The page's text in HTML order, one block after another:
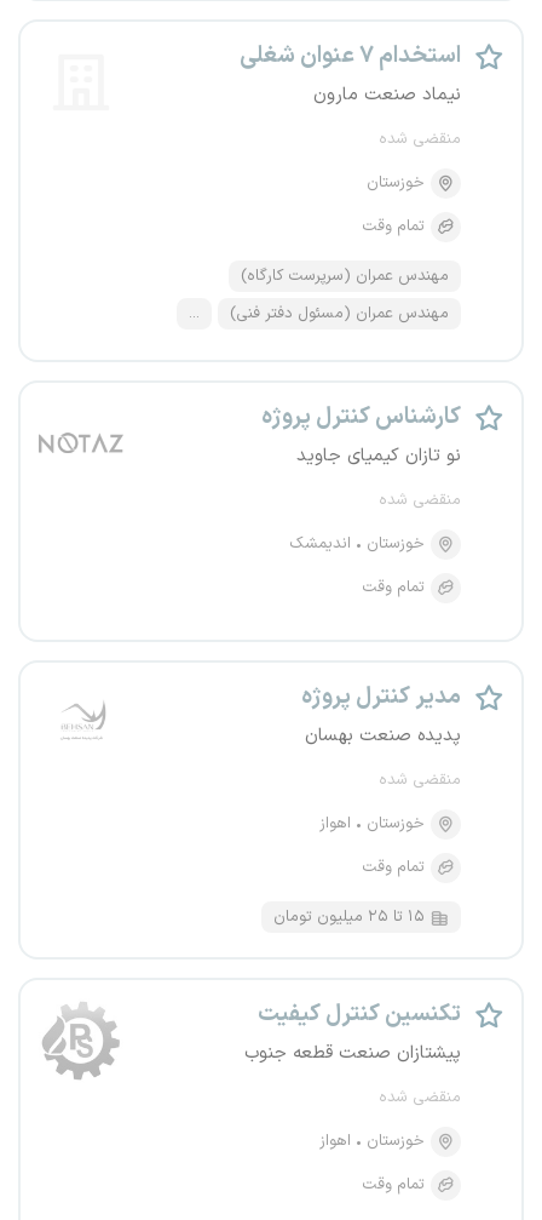
استخدام ۷ عنوان شغلی
نیماد صنعت مارون
منقضی شده
خوزستان
تمام وقت
مهندس عمران (سرپرست کارگاه)
مهندس عمران (مسئول دفتر فنی)
...
کارشناس کنترل پروژه
نو تازان کیمیای جاوید
منقضی شده
خوزستان
اندیمشک
تمام وقت
مدیر کنترل پروژه
پدیده صنعت بهسان
منقضی شده
خوزستان
اهواز
تمام وقت
۱۵ تا ۲۵ میلیون تومان
تکنسین کنترل کیفیت
پیشتازان صنعت قطعه جنوب
منقضی شده
خوزستان
اهواز
تمام وقت